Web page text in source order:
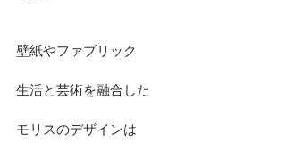
壁紙やファブリック
生活と芸術を融合した
モリスのデザインは